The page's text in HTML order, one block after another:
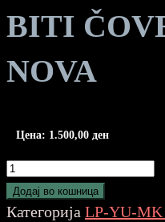
BITI
NOVA
Цена: 1.500,00 ден
BAJAGA
-
NIJE
Додај во кошница
Категорија LP-YU-MK